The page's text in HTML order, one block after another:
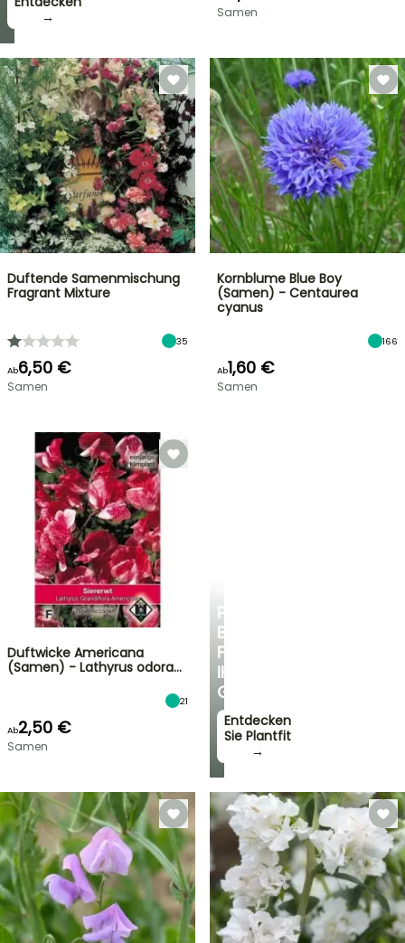
→
→
PERSÖNLICHE
BERATUNG
FÜR
IHREN
GARTEN
Entdecken
Sie Plantfit
→
Samen
Duftende Samenmischung
Fragrant Mixture
35
Ab6,50 €
Samen
Kornblume Blue Boy
(Samen) - Centaurea
cyanus
166
Ab1,60 €
Samen
Duftwicke Americana
(Samen) - Lathyrus odora…
21
Ab2,50 €
Samen